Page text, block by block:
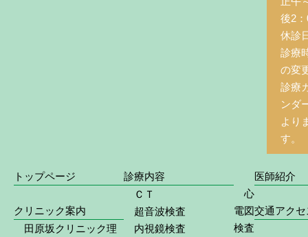
後2
休診
診療
の変
診療
ンダ
より
す。
トップページ
クリニック案内
田原坂クリニック理
診療内容
ＣＴ
超音波検査
内視鏡検査
心
電図
検査
医師紹介
交通アクセ